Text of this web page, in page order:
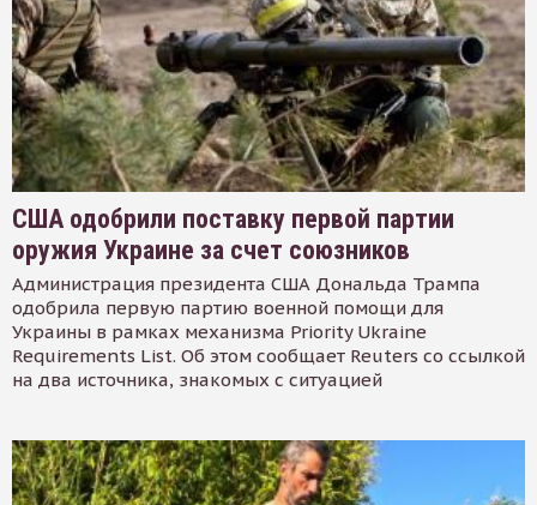
США одобрили поставку первой партии
оружия Украине за счет союзников
Администрация президента США Дональда Трампа
одобрила первую партию военной помощи для
Украины в рамках механизма Priority Ukraine
Requirements List. Об этом сообщает Reuters со ссылкой
на два источника, знакомых с ситуацией